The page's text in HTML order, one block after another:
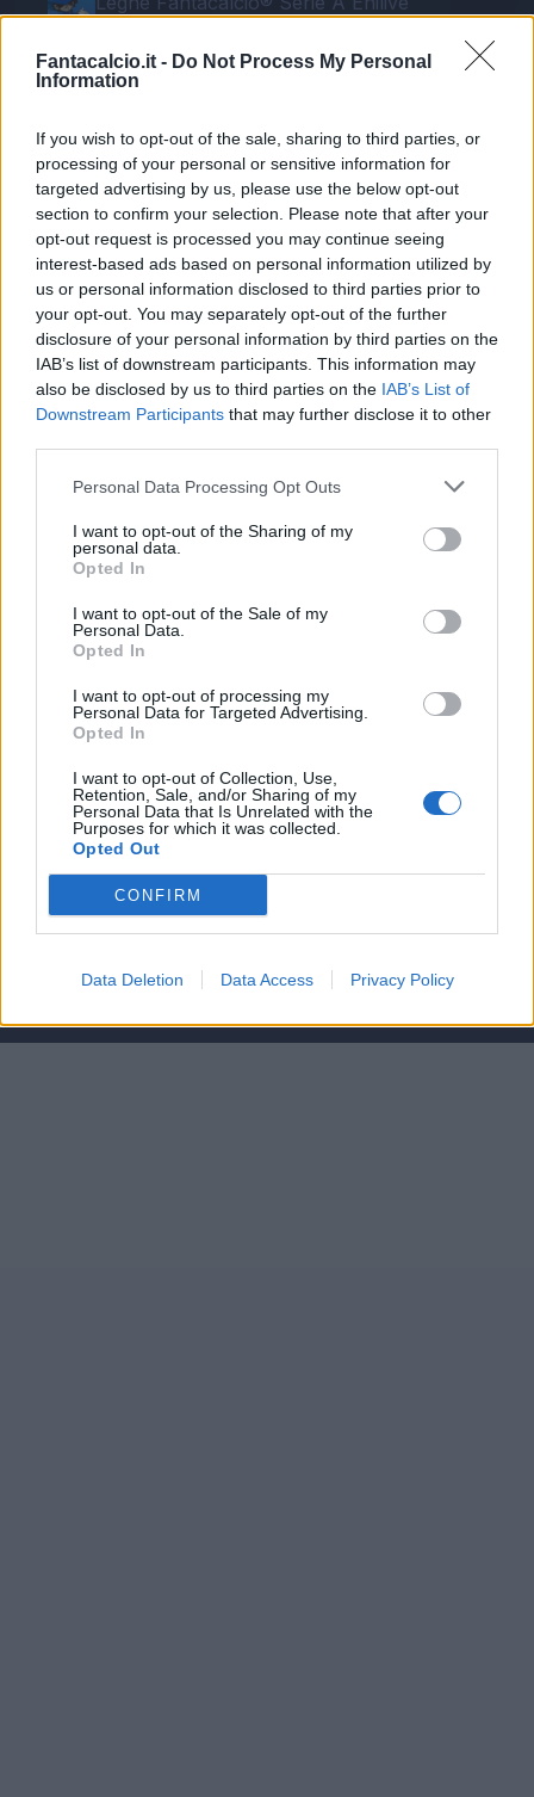
Fantacalcio.it - Do Not Process My Personal
Information
If you wish to opt-out of the sale, sharing to third parties, or
processing of your personal or sensitive information for
targeted advertising by us, please use the below opt-out
section to confirm your selection. Please note that after your
opt-out request is processed you may continue seeing
interest-based ads based on personal information utilized by
us or personal information disclosed to third parties prior to
your opt-out. You may separately opt-out of the further
disclosure of your personal information by third parties on the
IAB’s list of downstream participants. This information may
also be disclosed by us to third parties on the IAB’s List of
Downstream Participants that may further disclose it to other
Personal Data Processing Opt Outs
I want to opt-out of the Sharing of my
personal data.
Opted In
I want to opt-out of the Sale of my
Personal Data.
Opted In
I want to opt-out of processing my
Personal Data for Targeted Advertising.
Opted In
I want to opt-out of Collection, Use,
Retention, Sale, and/or Sharing of my
Personal Data that Is Unrelated with the
Purposes for which it was collected.
Opted Out
CONFIRM
Data Deletion Data Access Privacy Policy
EuroLeghe Fantacalcio®
FantaAsta Live
FantaAsta Buzz
Strumenti
Probabili formazioni
Voti Fantacalcio Serie A
Rigoristi Serie A
FantaAsta Live
Supporto
Contatti
Impostazioni privacy
Lavora con noi
Chi siamo
Fantacalcio S.r.l.
Via G. Porzio - CdN, Is. F4
80143, Napoli
Pubblicità su Fantacalcio?
Seguici sui social
Testata reg. Trib. Napoli n.7 01/03/2012 - Iscrizione al ROC:
44869 - © Fantacalcio S.R.L. P.IVA 10938501219 - Tutti i diritti